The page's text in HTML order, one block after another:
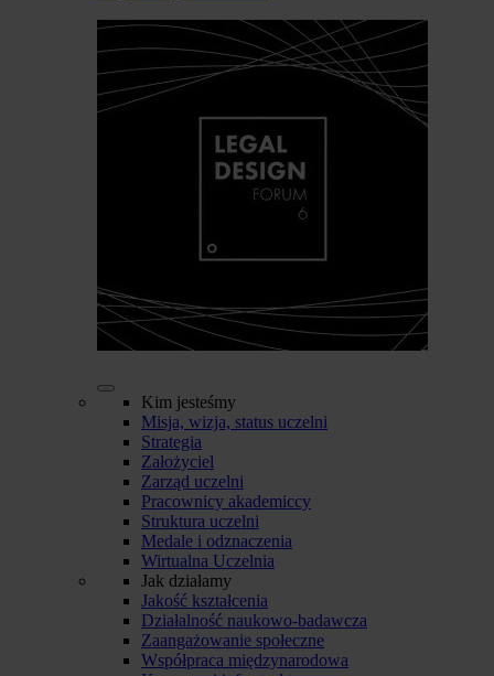
Kim jesteśmy
Misja, wizja, status uczelni
Strategia
Założyciel
Zarząd uczelni
Pracownicy akademiccy
Struktura uczelni
Medale i odznaczenia
Wirtualna Uczelnia
Jak działamy
Jakość kształcenia
Działalność naukowo-badawcza
Zaangażowanie społeczne
Współpraca międzynarodowa